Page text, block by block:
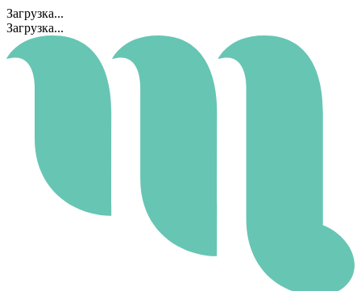
Загрузка...
Загрузка...